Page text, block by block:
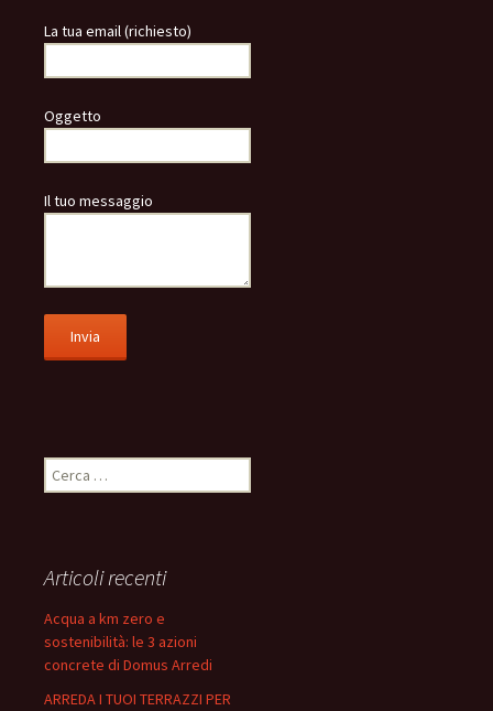
La tua email (richiesto)
Oggetto
Il tuo messaggio
Ricerca
per:
Articoli recenti
Acqua a km zero e
sostenibilità: le 3 azioni
concrete di Domus Arredi
ARREDA I TUOI TERRAZZI PER